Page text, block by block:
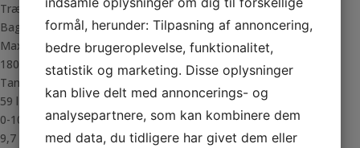
Trækhjul
Baghjul
Max. påhæng
1800 Kg.
Tank
59 l
0-100 km/t.
9,7
formål, herunder: Tilpasning af annoncering,
bedre brugeroplevelse, funktionalitet,
statistik og marketing. Disse oplysninger
kan blive delt med annoncerings- og
analysepartnere, som kan kombinere dem
med data, du tidligere har givet dem eller